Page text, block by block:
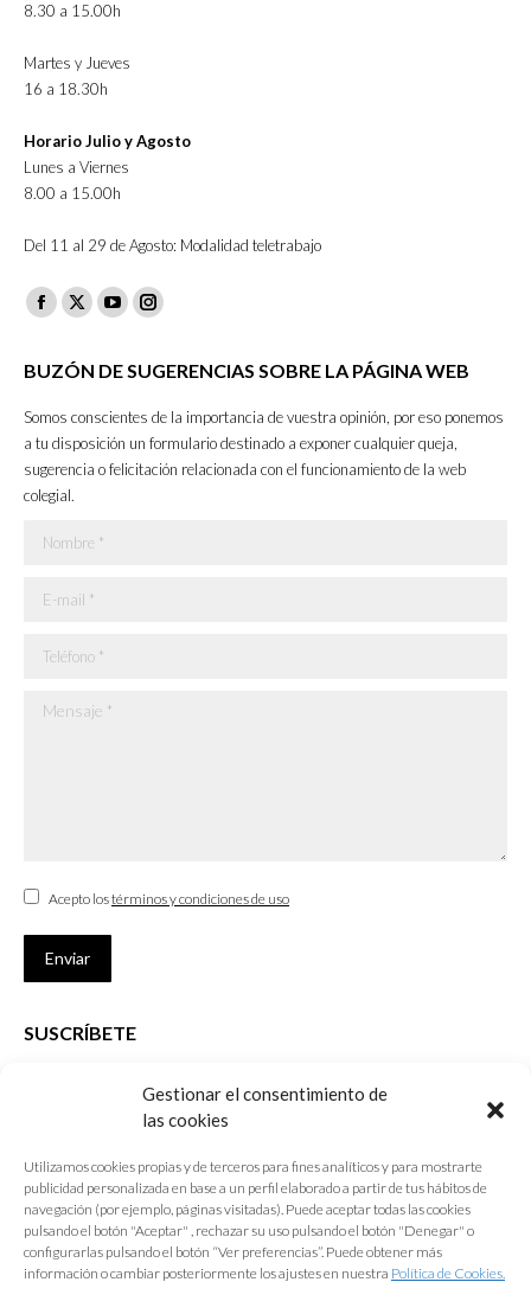
Gestionar el consentimiento de
las cookies
Utilizamos cookies propias y de terceros para fines analíticos y para mostrarte
publicidad personalizada en base a un perfil elaborado a partir de tus hábitos de
navegación (por ejemplo, páginas visitadas). Puede aceptar todas las cookies
pulsando el botón "Aceptar" , rechazar su uso pulsando el botón "Denegar" o
configurarlas pulsando el botón “Ver preferencias”. Puede obtener más
información o cambiar posteriormente los ajustes en nuestra Política de Cookies.
8.30 a 15.00h
Martes y Jueves
16 a 18.30h
Horario Julio y Agosto
Lunes a Viernes
8.00 a 15.00h
Del 11 al 29 de Agosto: Modalidad teletrabajo
Facebook
opens
new
window
X
opens
new
window
YouTube
opens
new
window
Instagram
opens
in
new
window
BUZÓN DE SUGERENCIAS SOBRE LA PÁGINA WEB
Somos conscientes de la importancia de vuestra opinión, por eso ponemos
a tu disposición un formulario destinado a exponer cualquier queja,
sugerencia o felicitación relacionada con el funcionamiento de la web
colegial.
Nombre *
E-mail *
Teléfono *
Mensaje *
Acepto lostérminos y condiciones de uso
Enviar
SUSCRÍBETE
que desarrolla el Colegio de Arquitectos de Cádiz
E-mail *
Acepto lostérminos y condiciones de uso